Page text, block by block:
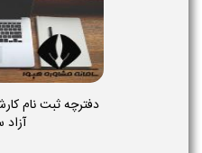
دفترچه ثبت نام